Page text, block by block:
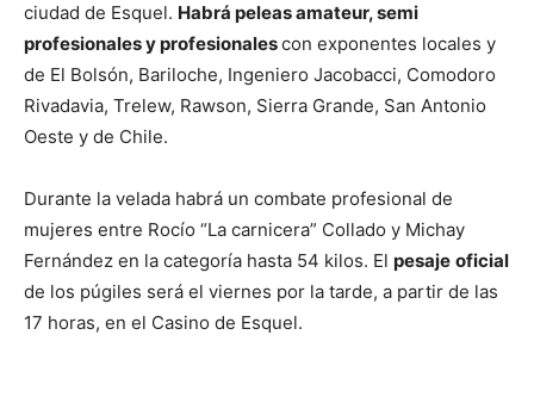
ciudad de Esquel. Habrá peleas amateur, semi
profesionales y profesionalescon exponentes locales y
de El Bolsón, Bariloche, Ingeniero Jacobacci, Comodoro
Rivadavia, Trelew, Rawson, Sierra Grande, San Antonio
Oeste y de Chile.
Durante la velada habrá un combate profesional de
mujeres entre Rocío “La carnicera” Collado y Michay
Fernández en la categoría hasta 54 kilos. El pesaje oficial
de los púgiles será el viernes por la tarde, a partir de las
17 horas, en el Casino de Esquel.